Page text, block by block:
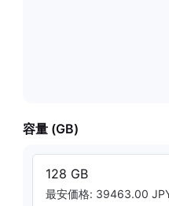
容量 (GB)
128 GB
最安価格: 39463.00